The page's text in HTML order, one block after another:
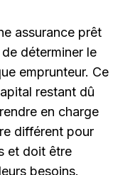
assurance prêt
déterminer le
emprunteur. Ce
restant dû
en charge
différent pour
et doit être
besoins.